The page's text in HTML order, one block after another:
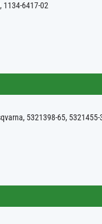
1134-6417-02
5321398-65, 5321455-